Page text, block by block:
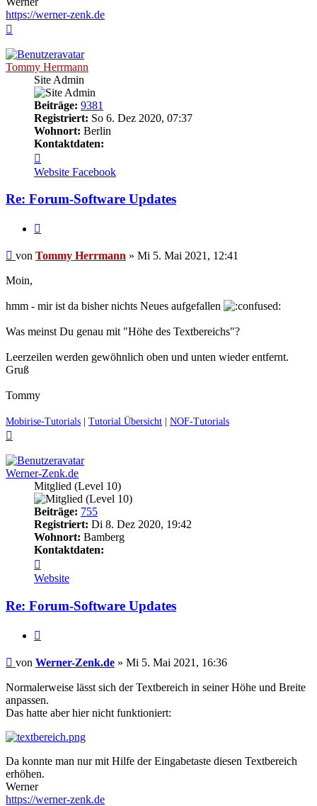
https://werner-zenk.de
Tommy Herrmann
Site Admin
Beiträge: 9381
Registriert: So 6. Dez 2020, 07:37
Wohnort: Berlin
Kontaktdaten:
von
Tommy
Herrmann
Website Facebook
Re: Forum-Software Updates
Ungelesener
von Tommy Herrmann » Mi 5. Mai 2021, 12:41
Moin,
hmm - mir ist da bisher nichts Neues aufgefallen
Was meinst Du genau mit "Höhe des Textbereichs"?
Leerzeilen werden gewöhnlich oben und unten wieder entfernt.
Gruß
Tommy
Mobirise-Tutorials Tutorial Übersicht NOF-Tutorials
Werner-Zenk.de
Mitglied (Level 10)
Beiträge: 755
Registriert: Di 8. Dez 2020, 19:42
Wohnort: Bamberg
Kontaktdaten:
von
Werner-
Zenk.de
Website
Re: Forum-Software Updates
Ungelesener
von Werner-Zenk.de » Mi 5. Mai 2021, 16:36
Normalerweise lässt sich der Textbereich in seiner Höhe und Breite
anpassen.
Das hatte aber hier nicht funktioniert:
Da konnte man nur mit Hilfe der Eingabetaste diesen Textbereich
erhöhen.
Werner
https://werner-zenk.de